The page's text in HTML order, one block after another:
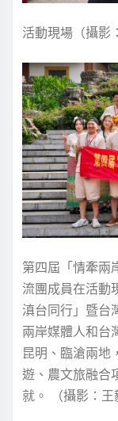
活動現場（攝影
第四屆「情牽兩
流團成員在活動
滇台同行」暨台
兩岸媒體人和台
昆明、臨滄兩地
遊、農文旅融合
就。 （攝影：王